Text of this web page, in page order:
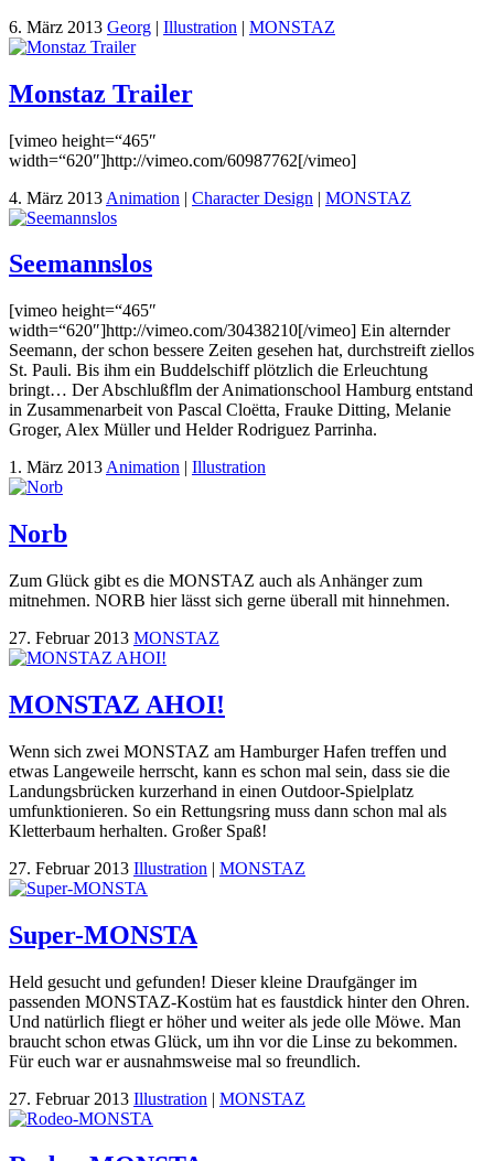
6. März 2013 Georg | Illustration | MONSTAZ
Monstaz Trailer
[vimeo height=“465″
width=“620″]http://vimeo.com/60987762[/vimeo]
4. März 2013 Animation | Character Design | MONSTAZ
Seemannslos
[vimeo height=“465″
width=“620″]http://vimeo.com/30438210[/vimeo] Ein alternder
Seemann, der schon bessere Zeiten gesehen hat, durchstreift ziellos
St. Pauli. Bis ihm ein Buddelschiff plötzlich die Erleuchtung
bringt… Der Abschlußflm der Animationschool Hamburg entstand
in Zusammenarbeit von Pascal Cloëtta, Frauke Ditting, Melanie
Groger, Alex Müller und Helder Rodriguez Parrinha.
1. März 2013 Animation | Illustration
Norb
Zum Glück gibt es die MONSTAZ auch als Anhänger zum
mitnehmen. NORB hier lässt sich gerne überall mit hinnehmen.
27. Februar 2013 MONSTAZ
MONSTAZ AHOI!
Wenn sich zwei MONSTAZ am Hamburger Hafen treffen und
etwas Langeweile herrscht, kann es schon mal sein, dass sie die
Landungsbrücken kurzerhand in einen Outdoor-Spielplatz
umfunktionieren. So ein Rettungsring muss dann schon mal als
Kletterbaum herhalten. Großer Spaß!
27. Februar 2013 Illustration | MONSTAZ
Super-MONSTA
Held gesucht und gefunden! Dieser kleine Draufgänger im
passenden MONSTAZ-Kostüm hat es faustdick hinter den Ohren.
Und natürlich fliegt er höher und weiter als jede olle Möwe. Man
braucht schon etwas Glück, um ihn vor die Linse zu bekommen.
Für euch war er ausnahmsweise mal so freundlich.
27. Februar 2013 Illustration | MONSTAZ